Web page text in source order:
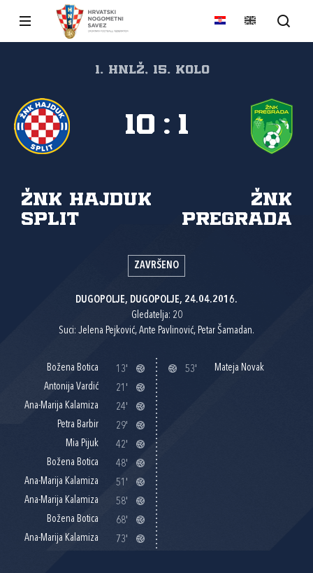
1. HNLŽ, 15. kolo
ŽNK Hajduk
Split
ŽNK
Pregrada
10 : 1
ZAVRŠENO
DUGOPOLJE, DUGOPOLJE, 24.04.2016.
Gledatelja: 20
Suci: Jelena Pejković, Ante Pavlinović, Petar Šamadan.
Božena Botica
13'
Antonija Vardić
21'
Ana-Marija Kalamiza
24'
Petra Barbir
29'
Mia Pijuk
42'
Božena Botica
48'
Ana-Marija Kalamiza
51'
Ana-Marija Kalamiza
58'
Božena Botica
68'
Ana-Marija Kalamiza
73'
53' Mateja Novak